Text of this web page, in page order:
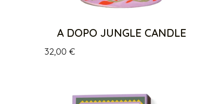
A DOPO JUNGLE CANDLE
32,00 €